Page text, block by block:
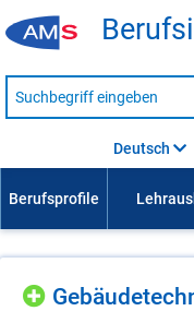
Suche
nach
Deutsch